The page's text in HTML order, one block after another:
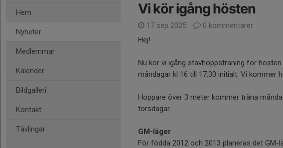
Hem
Nyheter
Medlemmar
Kalender
Bildgalleri
Kontakt
Tävlingar
Vi kör igång hösten
17 sep 2025
0 kommentarer
Hej!
Nu kör vi igång stavhoppsträning för
måndagar kl 16 till 17:30 initialt. Vi kommer
Hoppare över 3 meter kommer träna
torsdagar.
GM-läger
För födda 2012 och 2013 planeras det GM-